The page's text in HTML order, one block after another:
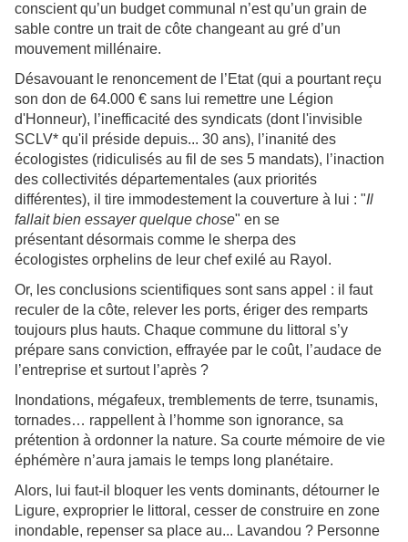
conscient qu’un budget communal n’est qu’un grain de
sable contre un trait de côte changeant au gré d’un
mouvement millénaire.
Désavouant le renoncement de l’Etat (qui a pourtant reçu
son don de 64.000 € sans lui remettre une Légion
d'Honneur), l’inefficacité des syndicats (dont l'invisible
SCLV* qu'il préside depuis... 30 ans), l’inanité des
écologistes (ridiculisés au fil de ses 5 mandats), l’inaction
des collectivités départementales (aux priorités
différentes), il tire immodestement la couverture à lui : "Il
fallait bien essayer quelque chose" en se
présentant désormais comme le sherpa des
écologistes orphelins de leur chef exilé au Rayol.
Or, les conclusions scientifiques sont sans appel : il faut
reculer de la côte, relever les ports, ériger des remparts
toujours plus hauts. Chaque commune du littoral s’y
prépare sans conviction, effrayée par le coût, l’audace de
l’entreprise et surtout l’après ?
Inondations, mégafeux, tremblements de terre, tsunamis,
tornades… rappellent à l’homme son ignorance, sa
prétention à ordonner la nature. Sa courte mémoire de vie
éphémère n’aura jamais le temps long planétaire.
Alors, lui faut-il bloquer les vents dominants, détourner le
Ligure, exproprier le littoral, cesser de construire en zone
inondable, repenser sa place au... Lavandou ? Personne